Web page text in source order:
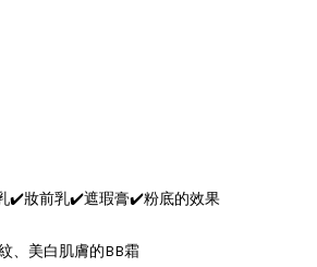
✔️妝前乳✔️遮瑕膏✔️粉底的效果
、美白肌膚的BB霜